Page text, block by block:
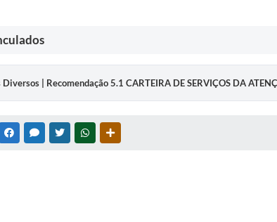
| Recomendação 5.1 CARTEIRA DE SERVIÇOS DA
FACEBOOKMESSENGER
TWITTERWHATSAPP